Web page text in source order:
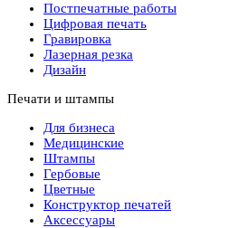
Постпечатные работы
Цифровая печать
Гравировка
Лазерная резка
Дизайн
Печати и штампы
Для бизнеса
Медицинские
Штампы
Гербовые
Цветные
Конструктор печатей
Аксессуары